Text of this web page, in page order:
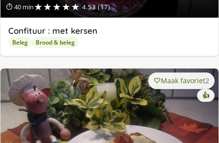
⏱ 40 min★★★★★ 4.53 (17)
Confituur : met kersen
Beleg Brood & beleg
Maak favoriet2
👍